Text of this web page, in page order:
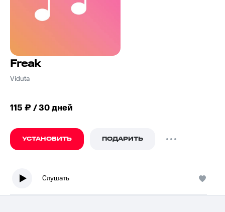
Freak
Viduta
115 ₽ / 30 дней
УСТАНОВИТЬ ПОДАРИТЬ
Слушать